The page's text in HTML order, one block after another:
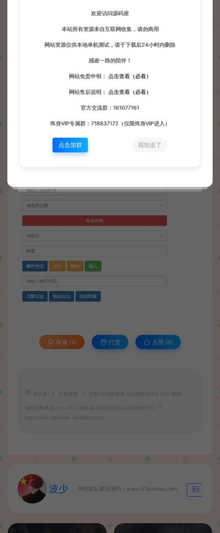
收藏 (2) 打赏 点赞 (6)
手游资源 三网H5卡牌游戏【战姬物语H5】2021整理一
键既玩服务端+Linux手工服务端+GM运营后台+GM授权后台
https://wd.51boshao.vip/895/syym/
波少 网站默认解压密码：www.51boshao.com 生成海
欢迎访问源码屋
本站所有资源来自互联网收集，请勿商用
网站资源仅供本地单机测试，请于下载后24小时内删除
感谢一路的陪伴！
网站免责申明： 点击查看（必看）
网站售后说明： 点击查看（必看）
官方交流群：161077161
终身VIP专属群：718837172（仅限终身VIP进入）
点击加群 我知道了